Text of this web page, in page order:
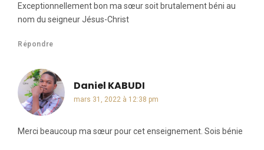
Exceptionnellement bon ma sœur soit brutalement béni au
nom du seigneur Jésus-Christ
Répondre
Daniel KABUDI
mars 31, 2022 à 12:38 pm
Merci beaucoup ma sœur pour cet enseignement. Sois bénie